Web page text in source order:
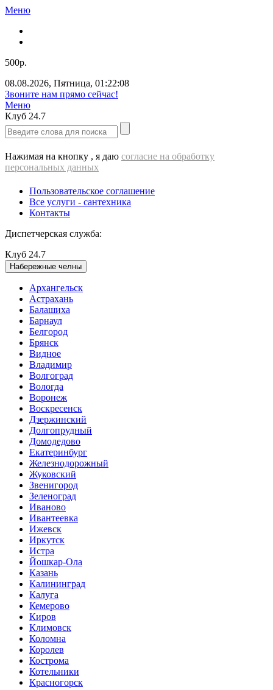
Меню
500р.
08.08.2026, Пятница, 01:22:09
ВЫЕЗД cантехника - 500 РУБЛЕЙ!!!
Меню
Клуб 24.7
Нажимая на кнопку , я даю согласие на обработку
персональных данных
Пользовательское соглашение
Все услуги - cантехника
Контакты
Диспетчерская служба:
Клуб 24.7
Набережные челны
Архангельск
Астрахань
Балашиха
Барнаул
Белгород
Брянск
Видное
Владимир
Волгоград
Вологда
Воронеж
Воскресенск
Дзержинский
Долгопрудный
Домодедово
Екатеринбург
Железнодорожный
Жуковский
Звенигород
Зеленоград
Иваново
Ивантеевка
Ижевск
Иркутск
Истра
Йошкар-Ола
Казань
Калининград
Калуга
Кемерово
Киров
Климовск
Коломна
Королев
Кострома
Котельники
Красногорск